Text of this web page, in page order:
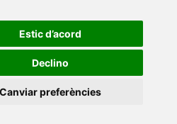
Estic d’acord
Declino
Canviar preferències
• Universitat Ramon Llull
•Universitat de Sàsser•
•Universitat de Vic -
de Catalunya